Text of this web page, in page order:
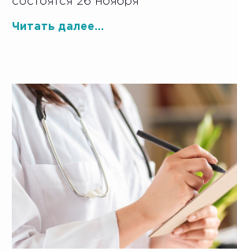
Читать далее...